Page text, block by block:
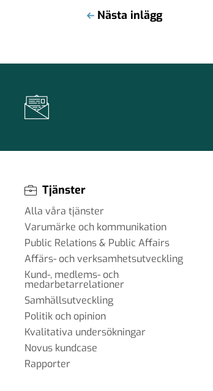
Nästa inlägg
Tjänster
Alla våra tjänster
Varumärke och kommunikation
Public Relations & Public Affairs
Affärs- och verksamhetsutveckling
Kund-, medlems- och
medarbetarrelationer
Samhällsutveckling
Politik och opinion
Kvalitativa undersökningar
Novus kundcase
Rapporter